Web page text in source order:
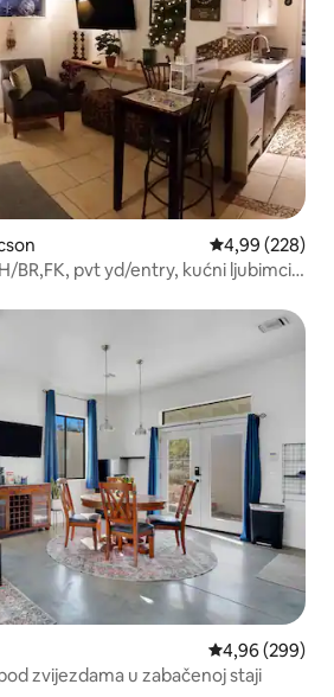
Prosječna
4,99 (228)
BR,FK, pvt yd/entry, kućni ljubimci
Prosječna
4,96 (299)
zvijezdama u zabačenoj staji